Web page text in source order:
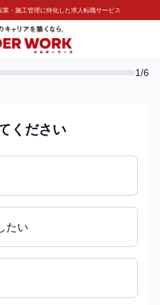
・施工管理に特化した求人転職サービス
1/6
ください
たい